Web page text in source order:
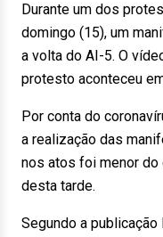
Durante um dos
domingo (15), um
a volta do AI-5. O
protesto aconteceu
Por conta do
a realização das
nos atos foi menor
desta tarde.
Segundo a